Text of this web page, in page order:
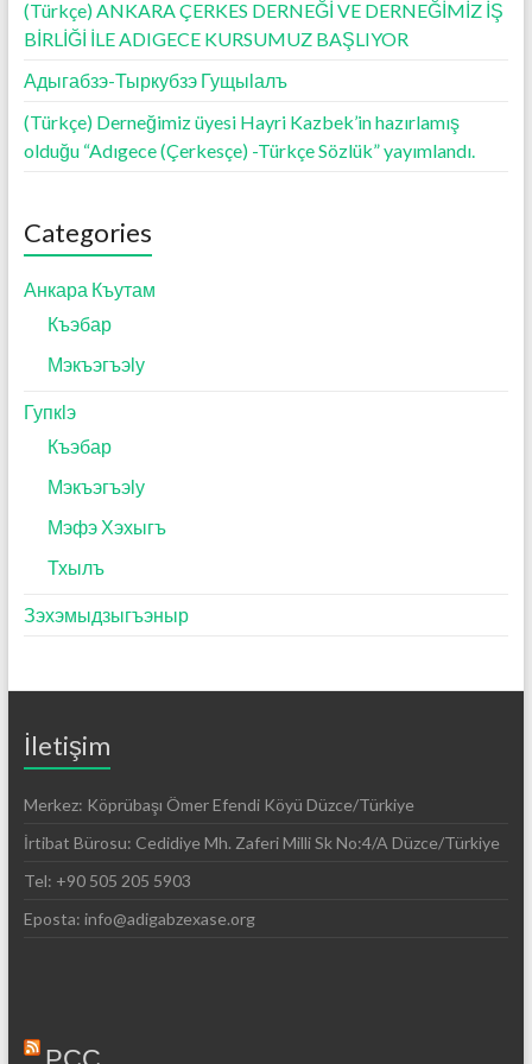
(Türkçe) ANKARA ÇERKES DERNEĞİ VE DERNEĞİMİZ İŞ
BİRLİĞİ İLE ADIGECE KURSUMUZ BAŞLIYOR
Адыгабзэ-Тыркубзэ Гущыӏалъ
(Türkçe) Derneğimiz üyesi Hayri Kazbek’in hazırlamış
olduğu “Adıgece (Çerkesçe) -Türkçe Sözlük” yayımlandı.
Categories
Анкара Къутам
Къэбар
Мэкъэгъэӏу
Гупкӏэ
Къэбар
Мэкъэгъэӏу
Мэфэ Хэхыгъ
Тхылъ
Зэхэмыдзыгъэныр
İletişim
Merkez: Köprübaşı Ömer Efendi Köyü Düzce/Türkiye
İrtibat Bürosu: Cedidiye Mh. Zaferi Milli Sk No:4/A Düzce/Türkiye
Tel: +90 505 205 5903
Eposta: info@adigabzexase.org
РСС